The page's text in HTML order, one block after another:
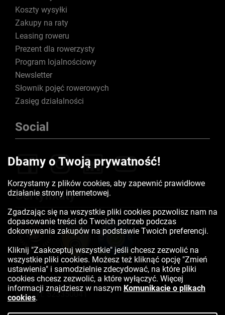
Koszty wysyłki
Zakupy na raty
Leasing roweru
Prezent dla rowerzysty
Program lojalnościowy
Newsletter
Słownik pojęć rowerowych
Zasięg działalności
Social
Certyfikaty
Kontakt: 523350041
Dbamy o Twoją prywatność!
Korzystamy z plików cookies, aby zapewnić prawidłowe
działanie strony internetowej.
Zgadzając się na wszystkie pliki cookies pozwolisz nam na
dopasowanie treści do Twoich potrzeb podczas
dokonywania zakupów na podstawie Twoich preferencji.
Kliknij "Zaakceptuj wszystkie" jeśli chcesz zezwolić na
wszystkie pliki cookies. Możesz też kliknąć opcję "Zmień
ustawienia" i samodzielnie zdecydować, na które pliki
cookies chcesz zezwolić, a które wyłączyć. Więcej
informacji znajdziesz w naszym Komunikacie o plikach
cookies.